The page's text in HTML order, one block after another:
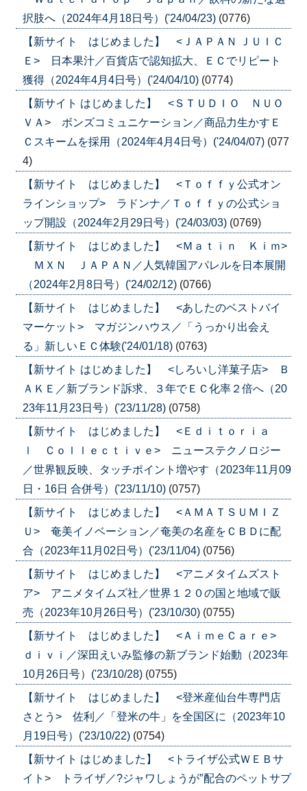
択肢へ（2024年4月18日号）('24/04/23) (0776)
【新サイト はじめました】 <ＪＡＰＡＮ ＪＵＩＣ
Ｅ> 日本果汁／百貨店で認知拡大、ＥＣでリピート
獲得（2024年4月4日号）('24/04/10) (0774)
【新サイト はじめました】 <ＳＴＵＤＩＯ ＮＵＯ
ＶＡ> ボンズコミュニケーション／商品力生かすＥ
Ｃスキームを採用（2024年4月4日号）('24/04/07) (077
4)
【新サイト はじめました】 <Ｔｏｆｆｙ公式オン
ラインショップ> ラドンナ／Ｔｏｆｆｙの公式ショ
ップ開設（2024年2月29日号）('24/03/03) (0769)
【新サイト はじめました】 <Ｍａｔｉｎ Ｋｉｍ>
ＭＸＮ ＪＡＰＡＮ／人気韓国アパレルを日本展開
（2024年2月8日号）('24/02/12) (0766)
【新サイト はじめました】 <あしたのベストバイ
マーケット> マガジンハウス／「うっかり出会え
る」新しいＥＣ体験('24/01/18) (0763)
【新サイト はじめました】 <しろいし洋菓子店> Ｂ
ＡＫＥ／新ブランド訴求、３年でＥＣ化率２倍へ（20
23年11月23日号）('23/11/28) (0758)
【新サイト はじめました】 <Ｅｄｉｔｏｒｉａ
ｌ Ｃｏｌｌｅｃｔｉｖｅ> ニューステクノロジー
／世界観反映、タッチポイント増やす（2023年11月09
日・16日 合併号）('23/11/10) (0757)
【新サイト はじめました】 <ＡＭＡＴＳＵＭＩＺ
Ｕ> 奄美イノベーション／奄美の名産をＣＢＤに配
合（2023年11月02日号）('23/11/04) (0756)
【新サイト はじめました】 <アニメタイムズスト
ア> アニメタイムズ社／世界１２０の国と地域で販
売（2023年10月26日号）('23/10/30) (0755)
【新サイト はじめました】 <ＡｉｍｅＣａｒｅ>
ｄｉｖｉ／深田えいみ監修の新ブランド始動（2023年
10月26日号）('23/10/28) (0755)
【新サイト はじめました】 <登米産仙台牛専門店
さとう> 佐利／「登米の牛」を全国区に（2023年10
月19日号）('23/10/22) (0754)
【新サイト はじめました】 <トライザ公式ＷＥＢサ
イト> トライザ／?ジャワしょうが″配合のペットサプ